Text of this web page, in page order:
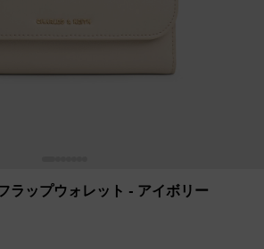
ラップウォレット - アイボリー